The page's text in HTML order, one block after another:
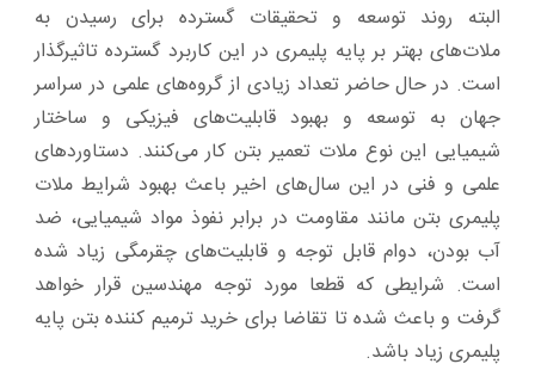
البته روند توسعه و تحقیقات گسترده برای رسیدن به
ملات‌های بهتر بر پایه پلیمری در این کاربرد گسترده تاثیرگذار
است. در حال ‌حاضر تعداد زیادی از گروه‌های علمی در سراسر
جهان به توسعه و بهبود قابلیت‌های فیزیکی و ساختار
شیمیایی این نوع ملات تعمیر بتن کار می‌کنند. دستاوردهای
علمی و فنی در این سال‌های اخیر باعث بهبود شرایط ملات
پلیمری بتن مانند مقاومت در برابر نفوذ مواد شیمیایی، ضد
آب بودن، دوام قابل ‌توجه و قابلیت‌های چقرمگی زیاد شده
‌است. شرایطی که قطعا مورد توجه مهندسین قرار خواهد
گرفت و باعث شده تا تقاضا برای خرید ترمیم ‌کننده بتن پایه
پلیمری زیاد باشد.